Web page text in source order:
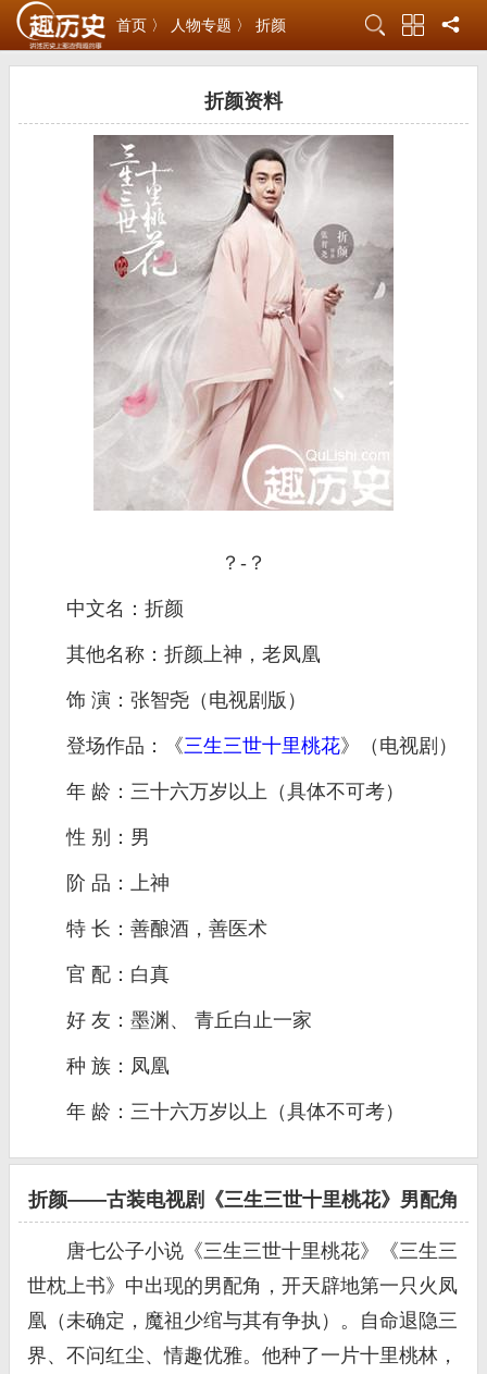
首页 〉 人物专题 〉 折颜
折颜资料
？-？
中文名：折颜
其他名称：折颜上神，老凤凰
饰 演：张智尧（电视剧版）
登场作品：《三生三世十里桃花》（电视剧）
年 龄：三十六万岁以上（具体不可考）
性 别：男
阶 品：上神
特 长：善酿酒，善医术
官 配：白真
好 友：墨渊、 青丘白止一家
种 族：凤凰
年 龄：三十六万岁以上（具体不可考）
折颜——古装电视剧《三生三世十里桃花》男配角
唐七公子小说《三生三世十里桃花》《三生三
世枕上书》中出现的男配角，开天辟地第一只火凤
凰（未确定，魔祖少绾与其有争执）。自命退隐三
界、不问红尘、情趣优雅。他种了一片十里桃林，